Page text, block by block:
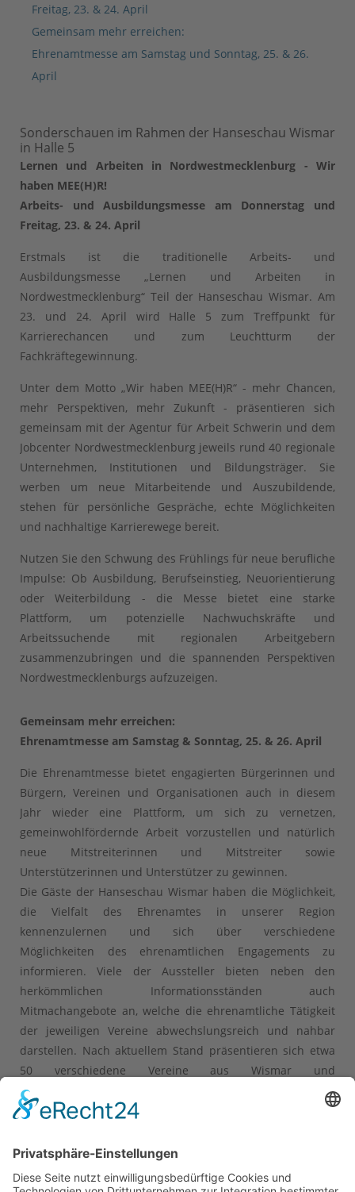
Freitag, 23. & 24. April
Gemeinsam mehr erreichen:
Ehrenamtmesse am Samstag und Sonntag, 25. & 26.
April
Sonderschauen im Rahmen der Hanseschau Wismar
in Halle 5
Lernen und Arbeiten in Nordwestmecklenburg - Wir
haben MEE(H)R!
Arbeits- und Ausbildungsmesse am Donnerstag und
Freitag, 23. & 24. April
Erstmals ist die traditionelle Arbeits- und
Ausbildungsmesse „Lernen und Arbeiten in
Nordwestmecklenburg“ Teil der Hanseschau Wismar. Am
23. und 24. April wird Halle 5 zum Treffpunkt für
Karrierechancen und zum Leuchtturm der
Fachkräftegewinnung.
Unter dem Motto „Wir haben MEE(H)R“ - mehr Chancen,
mehr Perspektiven, mehr Zukunft - präsentieren sich
gemeinsam mit der Agentur für Arbeit Schwerin und dem
Jobcenter Nordwestmecklenburg jeweils rund 40 regionale
Unternehmen, Institutionen und Bildungsträger. Sie
werben um neue Mitarbeitende und Auszubildende,
stehen für persönliche Gespräche, echte Möglichkeiten
und nachhaltige Karrierewege bereit.
Nutzen Sie den Schwung des Frühlings für neue berufliche
Impulse: Ob Ausbildung, Berufseinstieg, Neuorientierung
oder Weiterbildung - die Messe bietet eine starke
Plattform, um potenzielle Nachwuchskräfte und
Arbeitssuchende mit regionalen Arbeitgebern
zusammenzubringen und die spannenden Perspektiven
Nordwestmecklenburgs aufzuzeigen.
Gemeinsam mehr erreichen:
Ehrenamtmesse am Samstag & Sonntag, 25. & 26. April
Die Ehrenamtmesse bietet engagierten Bürgerinnen und
Bürgern, Vereinen und Organisationen auch in diesem
Jahr wieder eine Plattform, um sich zu vernetzen,
gemeinwohlfördernde Arbeit vorzustellen und natürlich
neue Mitstreiterinnen und Mitstreiter sowie
Unterstützerinnen und Unterstützer zu gewinnen.
Die Gäste der Hanseschau Wismar haben die Möglichkeit,
die Vielfalt des Ehrenamtes in unserer Region
kennenzulernen und sich über verschiedene
Möglichkeiten des ehrenamtlichen Engagements zu
informieren. Viele der Aussteller bieten neben den
herkömmlichen Informationsständen auch
Mitmachangebote an, welche die ehrenamtliche Tätigkeit
der jeweiligen Vereine abwechslungsreich und nahbar
darstellen. Nach aktuellem Stand präsentieren sich etwa
50 verschiedene Vereine aus Wismar und
Nordwestmecklenburg auf der Ehrenamtmesse der
Hanseschau.